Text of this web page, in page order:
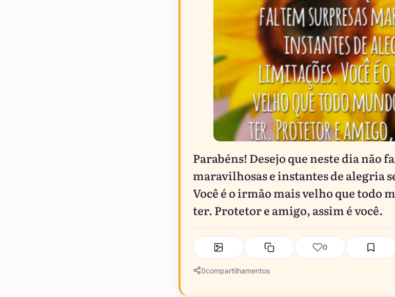
Parabéns! Desejo que neste dia não
maravilhosas e instantes de alegria
Você é o irmão mais velho que todo
ter. Protetor e amigo, assim é você.
0
0compartilhamentos